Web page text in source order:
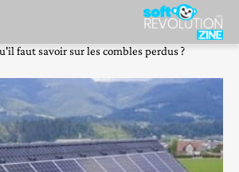
faut savoir sur les combles perdus ?